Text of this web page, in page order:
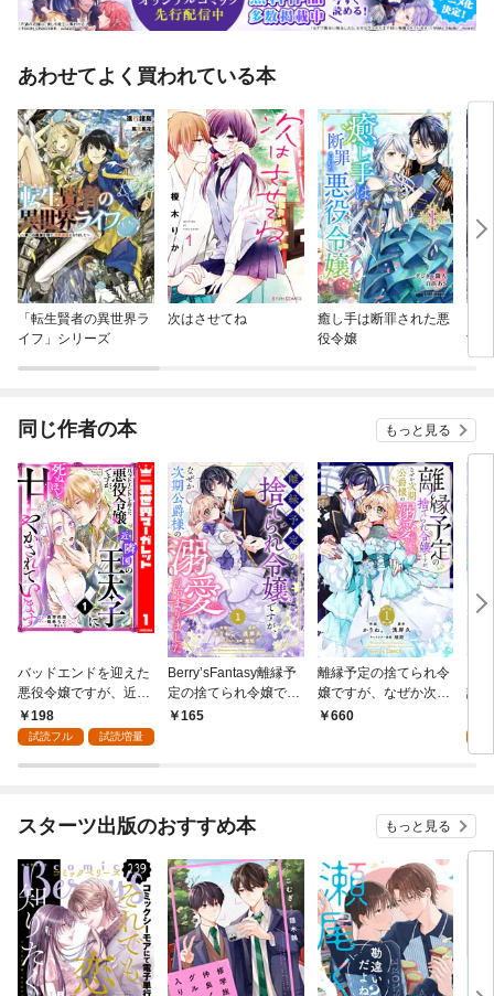
あわせてよく買われている本
「転生賢者の異世界ラ
イフ」シリーズ
次はさせてね
癒し手は断罪された悪
役令嬢
女
か
同じ作者の本 もっと見る
バッドエンドを迎えた
悪役令嬢ですが、近隣
国の王太子に死ぬほど
甘やかされています 1
198
試読フル 試読増量
Berry’sFantasy離縁予
定の捨てられ令嬢です
が、なぜか次期公爵様
165
離縁予定の捨てられ令
嬢ですが、なぜか次期
公爵様の溺愛が始まり
660
話
スターツ出版のおすすめ本 もっと見る